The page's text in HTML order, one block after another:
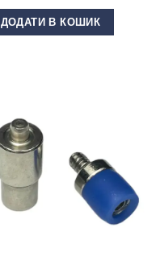
ДОДАТИ В КОШИК